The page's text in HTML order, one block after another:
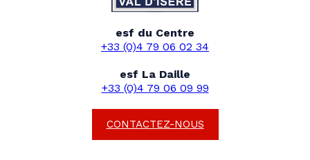
esf du Centre
+33 (0)4 79 06 02 34
esf La Daille
+33 (0)4 79 06 09 99
CONTACTEZ-NOUS